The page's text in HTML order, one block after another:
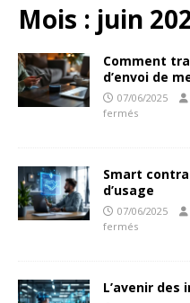
Mois : juin
Comment
d’envoi de
07/06/2025
fermés
Smart
d’usage
07/06/2025
fermés
L’avenir